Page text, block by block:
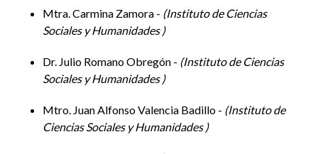
espacio que cuenta con capacidad para 40 personas y en
donde se contará con el apoyo logístico y técnico de
sesiones serán videograbadas para su posterior edición y
con ello hacer un entregable del coloquio.
Mtra. Carmina Zamora - Instituto de Ciencias
Sociales y Humanidades
Dr. Julio Romano Obregón - Instituto de Ciencias
Sociales y Humanidades
Mtro. Juan Alfonso Valencia Badillo - Instituto de
Ciencias Sociales y Humanidades